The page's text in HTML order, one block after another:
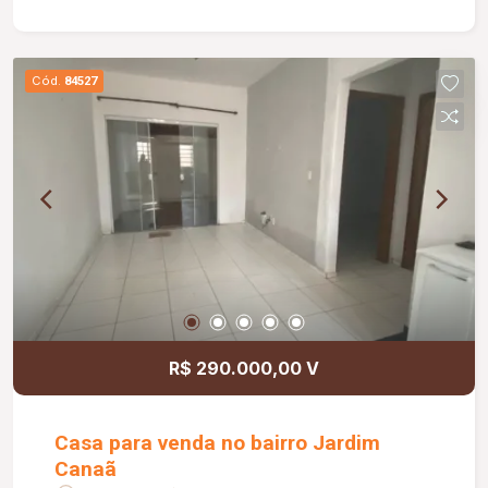
completa, proporcionando conforto, segurança e
qualidade de vida; Diferenciais: Apartamento
localizado no 14º andar; Armários planejados em
todos os quartos; Ventiladores de teto nos
quartos; Aquecimento a gás nos banheiros;
Excelente localização, próxima a shopping,
faculdades, supermercados, restaurantes e
principais vias da região.
Cód. 84527
R$ 290.000,00 V
Casa para venda no bairro Jardim
Canaã